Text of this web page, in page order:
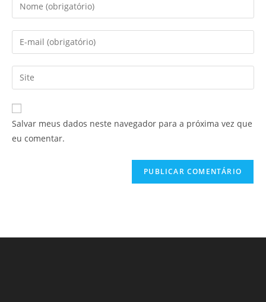
Salvar meus dados neste navegador para a próxima vez que
eu comentar.